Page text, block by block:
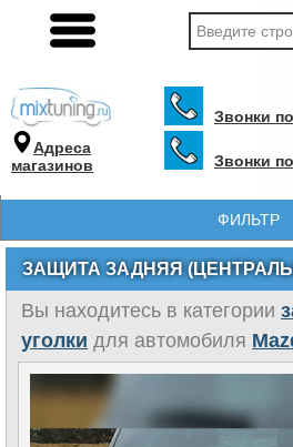
Адреса
магазинов
Звонки
Звонки
ФИЛЬТР
ЗАЩИТА ЗАДНЯЯ
Вы находитесь в категории
уголки для автомобиля